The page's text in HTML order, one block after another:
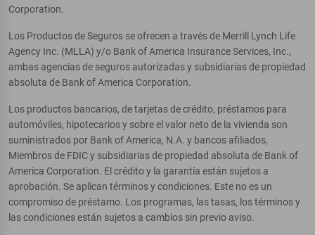
Corporation.
Los Productos de Seguros se ofrecen a través de Merrill Lynch Life
Agency Inc. (MLLA) y/o Bank of America Insurance Services, Inc.,
ambas agencias de seguros autorizadas y subsidiarias de propiedad
absoluta de Bank of America Corporation.
Los productos bancarios, de tarjetas de crédito, préstamos para
automóviles, hipotecarios y sobre el valor neto de la vivienda son
suministrados por Bank of America, N.A. y bancos afiliados,
Miembros de FDIC y subsidiarias de propiedad absoluta de Bank of
America Corporation. El crédito y la garantía están sujetos a
aprobación. Se aplican términos y condiciones. Este no es un
compromiso de préstamo. Los programas, las tasas, los términos y
las condiciones están sujetos a cambios sin previo aviso.